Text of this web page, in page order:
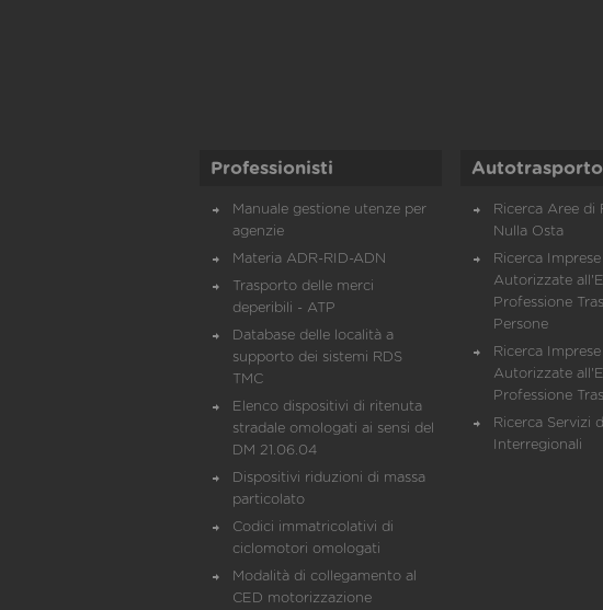
Professionisti
Manuale gestione utenze per
agenzie
Materia ADR-RID-ADN
Trasporto delle merci
deperibili - ATP
Database delle località a
supporto dei sistemi RDS
TMC
Elenco dispositivi di ritenuta
stradale omologati ai sensi del
DM 21.06.04
Dispositivi riduzioni di massa
particolato
Codici immatricolativi di
ciclomotori omologati
Modalità di collegamento al
CED motorizzazione
Autotrasporto
Ricerca Aree di
Nulla Osta
Ricerca
Autorizzate
Professione
Persone
Ricerca
Autorizzate
Professione
Ricerca Servizi
Interregionali